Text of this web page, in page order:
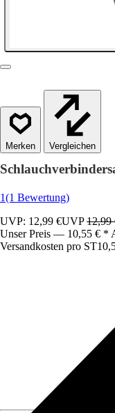
Vergleichen
1(1 Bewertung)
UVP: 12,99 €UVP12,99
Unser Preis — 10,55 € *
Versandkosten pro ST